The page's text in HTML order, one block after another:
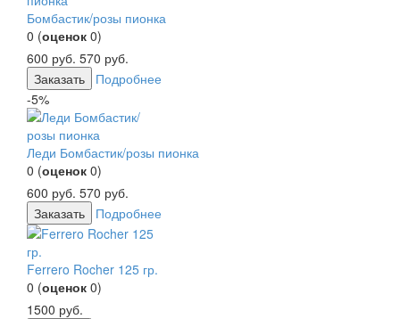
Бомбастик/розы пионка
0 (оценок 0)
600 руб. 570 руб.
Заказать
Подробнее
-5%
Леди Бомбастик/розы пионка
0 (оценок 0)
600 руб. 570 руб.
Заказать
Подробнее
Ferrero Rocher 125 гр.
0 (оценок 0)
1500 руб.